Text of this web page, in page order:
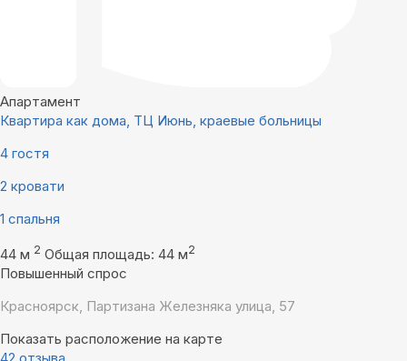
Апартамент
Квартира как дома, ТЦ Июнь, краевые больницы
4 гостя
2 кровати
1 спальня
44 м 2 Общая площадь: 44 м2
Повышенный спрос
Красноярск, Партизана Железняка улица, 57
Показать расположение на карте